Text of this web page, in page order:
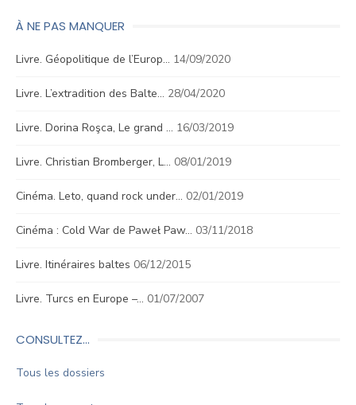
À NE PAS MANQUER
Livre. Géopolitique de l’Europ… 14/09/2020
Livre. L’extradition des Balte… 28/04/2020
Livre. Dorina Roşca, Le grand … 16/03/2019
Livre. Christian Bromberger, L… 08/01/2019
Cinéma. Leto, quand rock under… 02/01/2019
Cinéma : Cold War de Paweł Paw… 03/11/2018
Livre. Itinéraires baltes 06/12/2015
Livre. Turcs en Europe –… 01/07/2007
CONSULTEZ…
Tous les dossiers